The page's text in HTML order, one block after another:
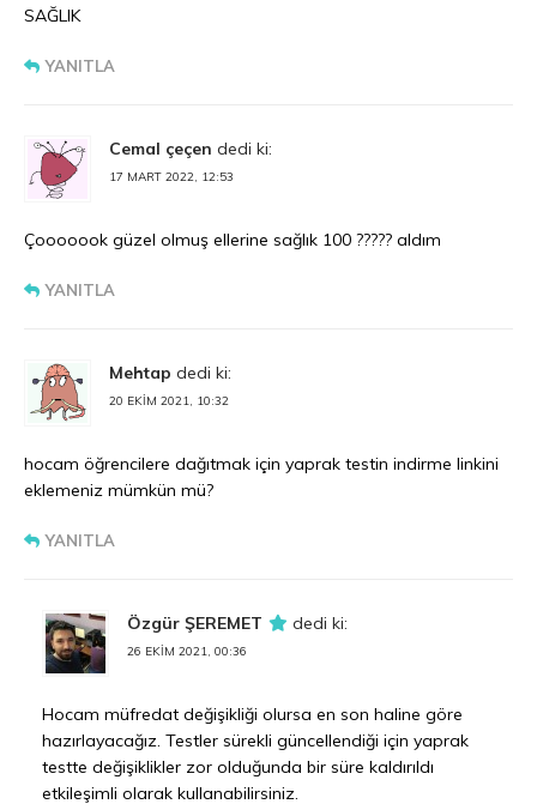
SAĞLIK
YANITLA
Cemal çeçen dedi ki:
17 MART 2022, 12:53
Çooooook güzel olmuş ellerine sağlık 100 ????? aldım
YANITLA
Mehtap dedi ki:
20 EKIM 2021, 10:32
hocam öğrencilere dağıtmak için yaprak testin indirme linkini
eklemeniz mümkün mü?
YANITLA
Özgür ŞEREMET dedi ki:
26 EKIM 2021, 00:36
Hocam müfredat değişikliği olursa en son haline göre
hazırlayacağız. Testler sürekli güncellendiği için yaprak
testte değişiklikler zor olduğunda bir süre kaldırıldı
etkileşimli olarak kullanabilirsiniz.